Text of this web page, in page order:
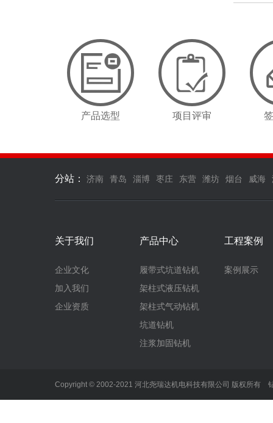
产品选型 项目评审
分站： 济南 青岛 淄博 枣庄 东营 潍坊 烟台 威海
关于我们
企业文化
加入我们
企业资质
产品中心
履带式坑道钻机
架柱式液压钻机
架柱式气动钻机
坑道钻机
注浆加固钻机
工程案例
案例展示
Copyright © 2002-2021 河北尧瑞达机电科技有限公司 版权所有